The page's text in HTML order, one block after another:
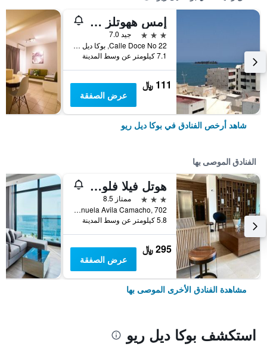
إمس ههوتلز بوكا ديل ريو
3 نجوم
جيد 7.0
Calle Doce No 22, بوكا ديل ريو, ولاية فيراكروز, المكسيك
7.1 كيلومتر عن وسط المدينة
111 ﷼
عرض الصفقة
شاهد أرخص الفنادق في بوكا ديل ريو
الفنادق الموصى بها
هوتل فيلا فلوريدا فيراكروز
3 نجوم
ممتاز 8.5
Boulevard Manuela Avila Camacho, 702, بوكا ديل ريو, ولاية فيراكروز, المكسيك
5.8 كيلومتر عن وسط المدينة
295 ﷼
عرض الصفقة
مشاهدة الفنادق الأخرى الموصى بها
استكشف بوكا ديل ريو